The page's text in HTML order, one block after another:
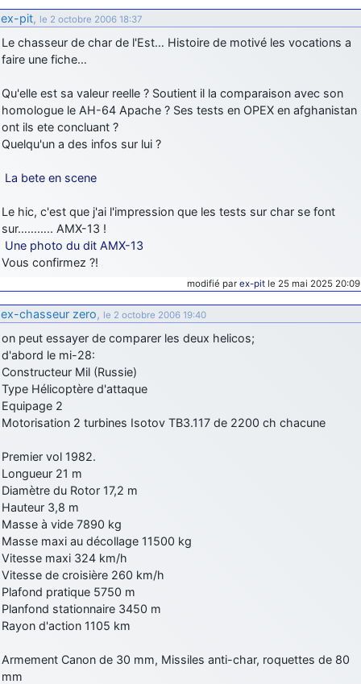
fox_50: Bonjour, certains parmis vous étaient-ils présent au
meeting de Lann Bihoué de 2026 ?
cachée dans les pins: Coucou et excellente année 2026 à tous et
au site!
jericho: Bonne année et tous mes meilleurs voeux à tous pour
2026 !
little boy : je vous souhaite un bon réveillon pour cette nouvelle
année!
et de bonnes fêtes de fin d'année.
d9pouces: Joyeux Noël à tous !
d9pouces: mais tu peux tenter l'un des rares lycées militaires
comme le Prytanée dans la Sarthe, ça ne peut pas faire de mal !
scientifique, tu as donc encore un peu de temps devant toi
yaellerigolow: bonjour a tous je suis un élève de première
le lycée pour s'orienter et pouvoir devenir officier de l'armée de l'air?
d9pouces: lesquels, par exemple ?
mahmoud: bonsoir, très instructif ce site .mais nous aimerions avoir
les photo des anciens appareils de l'armée de l'air de la haute -volta
jericho : Pour moi tout est à nouveau OK dirait-on… Merci à toi.
d9pouces: En espérant n’avoir coupé les accessoires de personne
au passage !
d9pouces: j'ai trouvé un palliatif un peu violent, mais ça devrait aller
un peu mieux
d9pouces: cette fois, c'est le Brésil et Singapour qui mettent le site
par terre
jericho: Ah ben je peux te confirmer que j'étais resté dans le filtre…
manifestement
ex-pit, le 2 octobre 2006 18:37
Le chasseur de char de l'Est… Histoire de motivé les vocations a
faire une fiche…
Qu'elle est sa valeur reelle ? Soutient il la comparaison avec son
homologue le AH-64 Apache ? Ses tests en OPEX en afghanistan
ont ils ete concluant ?
Quelqu'un a des infos sur lui ?
La bete en scene
Le hic, c'est que j'ai l'impression que les tests sur char se font
sur……….. AMX-13 !
Une photo du dit AMX-13
Vous confirmez ?!
modifié par ex-pit le 25 mai 2025 20:09
ex-chasseur zero, le 2 octobre 2006 19:40
on peut essayer de comparer les deux helicos;
d'abord le mi-28:
Constructeur Mil (Russie)
Type Hélicoptère d'attaque
Equipage 2
Motorisation 2 turbines Isotov TB3.117 de 2200 ch chacune
Premier vol 1982.
Longueur 21 m
Diamètre du Rotor 17,2 m
Hauteur 3,8 m
Masse à vide 7890 kg
Masse maxi au décollage 11500 kg
Vitesse maxi 324 km/h
Vitesse de croisière 260 km/h
Plafond pratique 5750 m
Planfond stationnaire 3450 m
Rayon d'action 1105 km
Armement Canon de 30 mm, Missiles anti-char, roquettes de 80
mm